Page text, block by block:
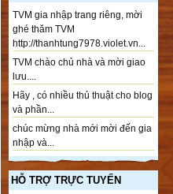
TVM gia nhập trang riêng, mời
ghé thăm TVM
http://thanhtung7978.violet.vn...
TVM chào chủ nhà và mời giao
lưu....
Hãy , có nhiều thủ thuật cho blog
và phần...
chúc mừng nhà mới mời đến gia
nhập và...
HỖ TRỢ TRỰC TUYẾN